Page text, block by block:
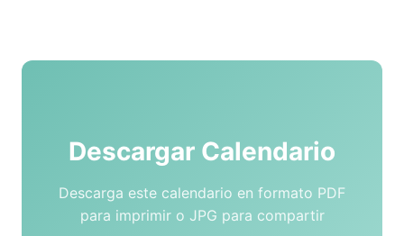
Descargar Calendario
Descarga este calendario en formato PDF
para imprimir o JPG para compartir